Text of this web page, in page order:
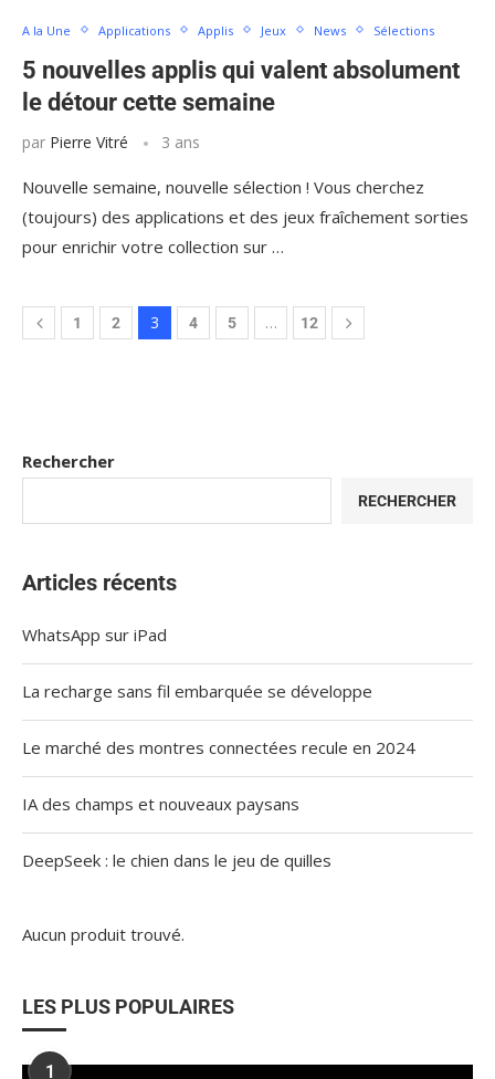
A la Une Applications Applis Jeux News Sélections
5 nouvelles applis qui valent absolument
le détour cette semaine
par Pierre Vitré 3 ans
Nouvelle semaine, nouvelle sélection ! Vous cherchez
(toujours) des applications et des jeux fraîchement sorties
pour enrichir votre collection sur …
1 2 3 4 5 … 12
Rechercher
RECHERCHER
Articles récents
WhatsApp sur iPad
La recharge sans fil embarquée se développe
Le marché des montres connectées recule en 2024
IA des champs et nouveaux paysans
DeepSeek : le chien dans le jeu de quilles
Aucun produit trouvé.
LES PLUS POPULAIRES
1